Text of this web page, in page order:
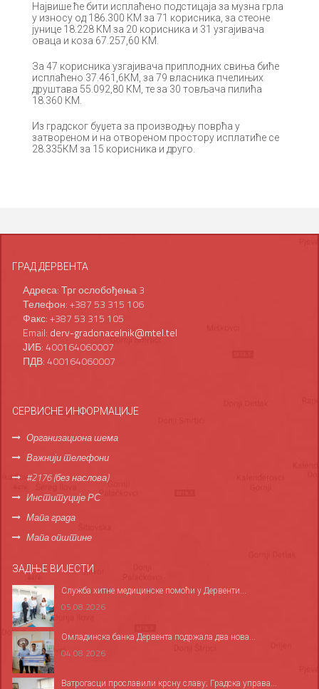
Највише ће бити исплаћено подстицаја за музна грла
у износу од 186.300 КМ за 71 корисника, за стеоне
јунице 18.228 КМ за 20 корисника и 31 узгајивачa
оваца и коза 67.257,60 КМ.
За 47 корисника узгајивача приплодних свиња биће
исплаћено 37.461,6КМ, за 79 власника пчелињих
друштава 55.092,80 КМ, те за 30 товљача пилића
18.360 КМ.
Из градског буџета за производњу поврћа у
затвореном и на отвореном простору исплатиће се
28.335КМ за 15 корисника и друго.
ГРАД ДЕРВЕНТА
Адреса: Трг ослобођења 3
Телефон: +387 53 315 106
Факс: +387 53 315 105
Email: derv-gradonacelnik@mtel.tel
ЈИБ: 400164060007
ПДВ: 400164060007
СЕРВИСНЕ ИНФОРМАЦИЈЕ
Организациона шема
Важнији телефони
#2176 (без наслова)
Институције РС
Мапа града
Мапа општине
ЗАДЊЕ ВИЈЕСТИ
Служба хитне медицинске помоћи у Дервенти...
05.08.2026
Омладинска банка Дервента подржала два нова...
04.08.2026
Ватрогасци прославили крсну славу; Градска управа...